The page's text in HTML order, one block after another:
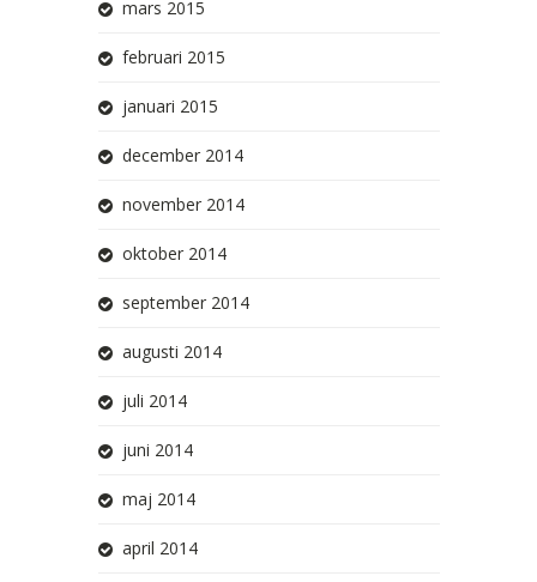
mars 2015
februari 2015
januari 2015
december 2014
november 2014
oktober 2014
september 2014
augusti 2014
juli 2014
juni 2014
maj 2014
april 2014